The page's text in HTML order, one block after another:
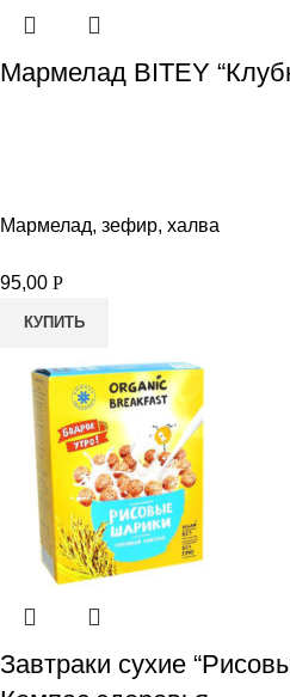
Мармелад BITEY
Мармелад, зефир, халва
95,00 Р
КУПИТЬ
Завтраки сухие